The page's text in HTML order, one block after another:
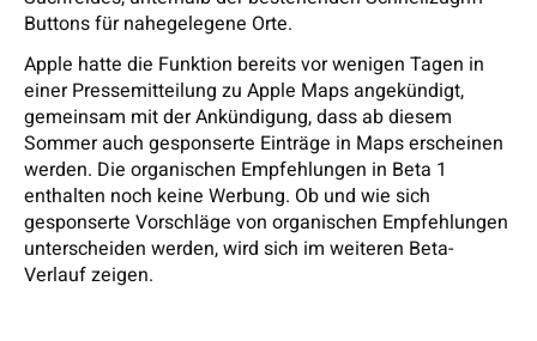
Buttons für nahegelegene Orte.
Apple hatte die Funktion bereits vor wenigen Tagen in
einer Pressemitteilung zu Apple Maps angekündigt,
gemeinsam mit der Ankündigung, dass ab diesem
Sommer auch gesponserte Einträge in Maps erscheinen
werden. Die organischen Empfehlungen in Beta 1
enthalten noch keine Werbung. Ob und wie sich
gesponserte Vorschläge von organischen Empfehlungen
unterscheiden werden, wird sich im weiteren Beta-
Verlauf zeigen.